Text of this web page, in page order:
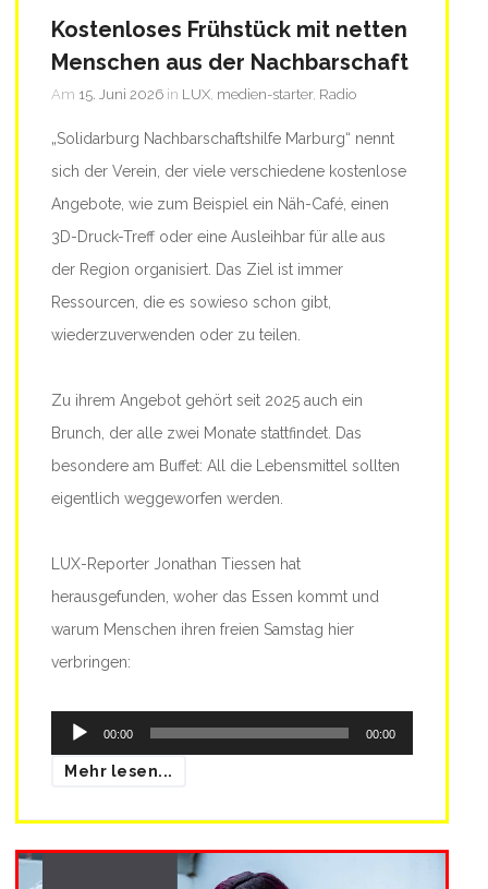
Kostenloses Frühstück mit netten
Menschen aus der Nachbarschaft
Am 15. Juni 2026 in LUX, medien-starter, Radio
„Solidarburg Nachbarschaftshilfe Marburg“ nennt
sich der Verein, der viele verschiedene kostenlose
Angebote, wie zum Beispiel ein Näh-Café, einen
3D-Druck-Treff oder eine Ausleihbar für alle aus
der Region organisiert. Das Ziel ist immer
Ressourcen, die es sowieso schon gibt,
wiederzuverwenden oder zu teilen.
Zu ihrem Angebot gehört seit 2025 auch ein
Brunch, der alle zwei Monate stattfindet. Das
besondere am Buffet: All die Lebensmittel sollten
eigentlich weggeworfen werden.
LUX-Reporter Jonathan Tiessen hat
herausgefunden, woher das Essen kommt und
warum Menschen ihren freien Samstag hier
verbringen:
Audio-
Player
00:00 00:00
Mehr lesen...